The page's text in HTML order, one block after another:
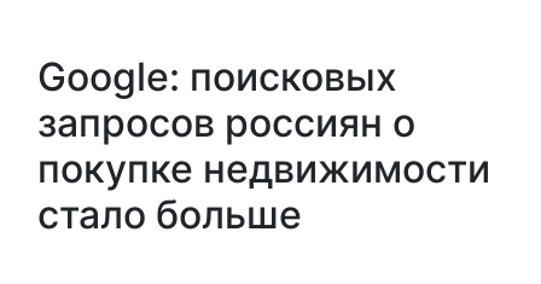
Google: поисковых
запросов россиян о
покупке недвижимости
стало больше